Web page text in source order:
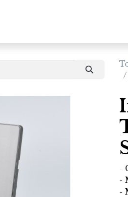
-
-
-